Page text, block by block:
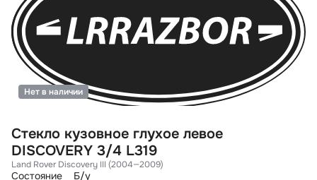
Стекло кузовное глухое левое
DISCOVERY 3/4 L319
Land Rover Discovery III (2004—2009)
Состояние
Б/у
Нет в наличии